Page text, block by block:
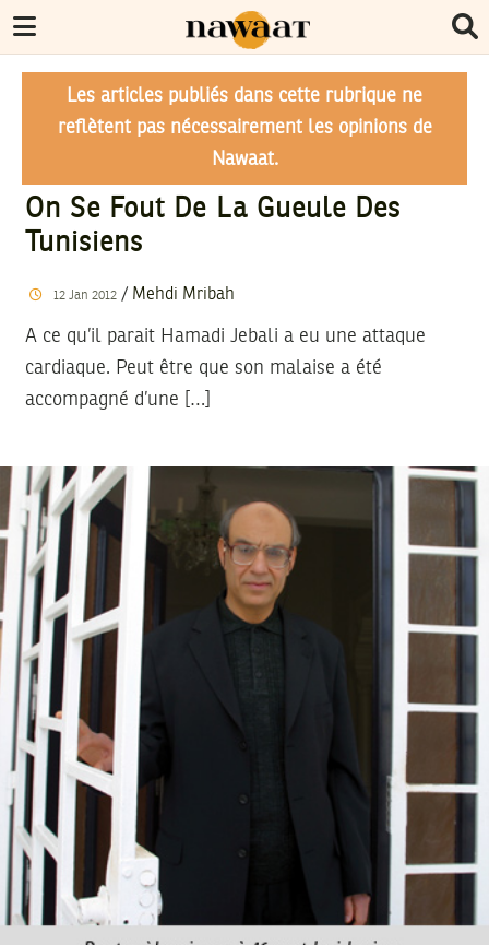
Les articles publiés dans cette rubrique ne
reflètent pas nécessairement les opinions de
Nawaat.
On Se Fout De La Gueule Des
Tunisiens
12 Jan 2012/ Mehdi Mribah
A ce qu’il parait Hamadi Jebali a eu une attaque
cardiaque. Peut être que son malaise a été
accompagné d’une […]